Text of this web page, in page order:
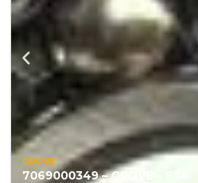
GROVE
7069000349 – GROVE – 674